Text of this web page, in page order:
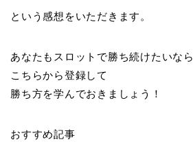
という感想をいただきます。
あなたもスロットで勝ち続けたいなら
こちらから登録して
勝ち方を学んでおきましょう！
おすすめ記事